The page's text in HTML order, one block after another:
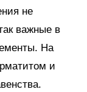
не
важные в
На
и